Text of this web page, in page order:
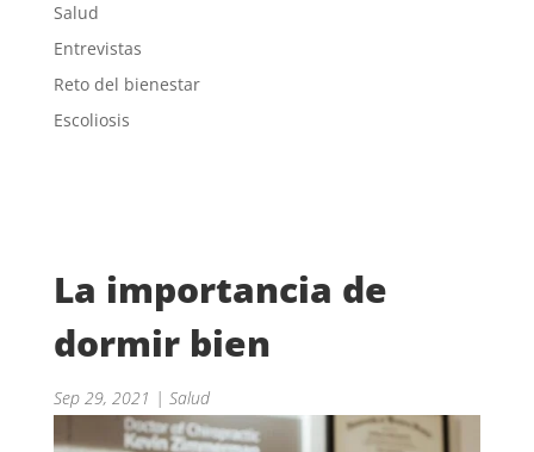
Salud
Entrevistas
Reto del bienestar
Escoliosis
La importancia de
dormir bien
Sep 29, 2021 | Salud